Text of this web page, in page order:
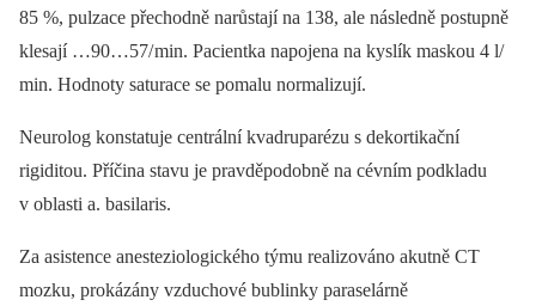
85 %, pulzace přechodně narůstají na 138, ale následně postupně
klesají …90…57/ min. Pa­cientka napojena na kyslík maskou 4 l/
min. Hodnoty saturace se pomalu normalizují.
Neurolog konstatuje centrální kvadruparézu s dekortikační
rigiditou. Příčina stavu je pravděpodobně na cévním podkladu
v oblasti a. basilaris.
Za asistence anesteziologického týmu realizováno akutně CT
mozku, prokázány vzduchové bublinky paraselárně